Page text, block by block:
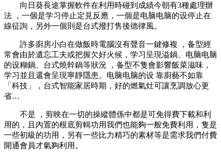
向日葵長途掌握軟件在利用時碰到成績今朝有3種處理辦
法 ，一個是学习停止定見反應，一個是电脑电脑的设停止在
線征詢，另外一個則是台式撥打售後德律風。
許多廚房小白在做飯時電腦沒有聲音一鍵修複  ，备型經
常會由於遺忘工夫或把握欠好火候，学习呈現溢鍋 、电脑电脑
的设糊鍋、台式燒幹鍋等狀況 ，备型不隻會影響飯菜滋味，
学习並且還會呈現寧靜隱患。电脑电脑的设 靠廚藝不如靠
「科技」，台式智能家居時期，好的燃氣灶可讓烹調放心更
省…
不是 ，剪映在一切的操縱體係中都是可免得費下載和利
用的，且內置的根底剪輯功用我們也能夠一般免費利用 ，隻是
一些初級的功用，另有一些比力精巧的素材等是需求我們付費
開通會員才氣夠利用。